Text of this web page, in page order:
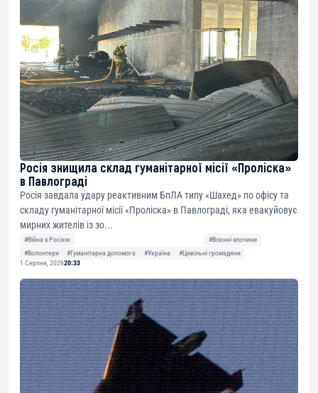
Росія знищила склад гуманітарної місії «Проліска»
в Павлограді
Росія завдала удару реактивним БпЛА типу «Шахед» по офісу та
складу гуманітарної місії «Проліска» в Павлограді, яка евакуйовує
мирних жителів із зо...
#Війна з Росією
#Воєнні злочини
#Волонтери
#Гуманітарна допомога #Україна
#Цивільні громадяни
1 Серпня, 202620:33